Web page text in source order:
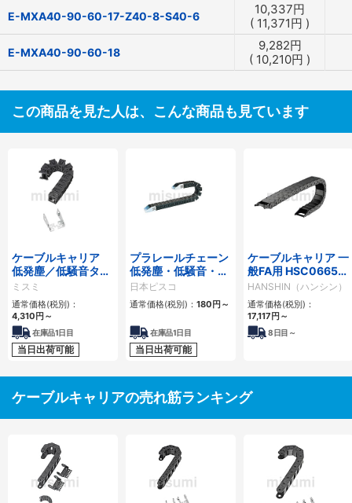
E-MXA40-90-60-17-Z40-8-S40-6 10,337円
( 11,371円 )
E-MXA40-90-60-18 9,282円
( 10,210円 )
この商品を見た人は、こんな商品も見ています
ケーブルキャリア
低発塵／低騒音タイ
プ
ミスミ
通常価格(税別)：
4,310 円 ～
在庫品1日目
当日出荷可能
プラレールチェーン
低発塵・低騒音・フ
ラップ開閉・ヒンジ
連結タイプ SCシリ
ーズ
日本ピスコ
通常価格(税別)： 180 円 ～
在庫品1日目
当日出荷可能
ケーブルキャリア 一
般FA用 HSC0665シ
リーズ
HANSHIN（ハンシン）
通常価格(税別)：
17,117 円 ～
8日目～
ケーブルキャリアの売れ筋ランキング